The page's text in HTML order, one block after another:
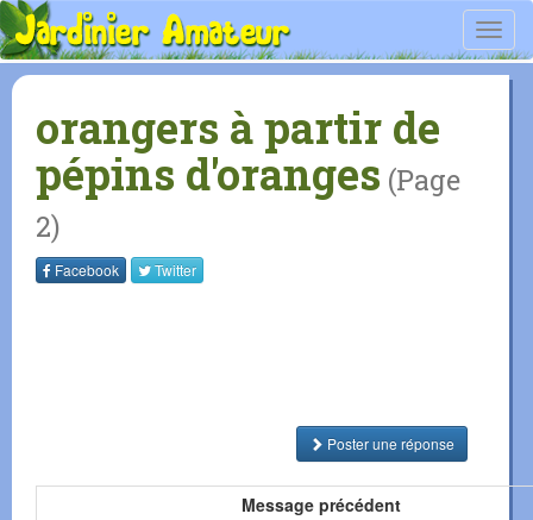
orangers à partir de
pépins d'oranges (Page
2)
Facebook Twitter
Poster une réponse
Message précédent